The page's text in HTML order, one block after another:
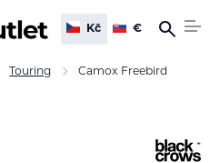
Kč €
Touring Camox Freebird